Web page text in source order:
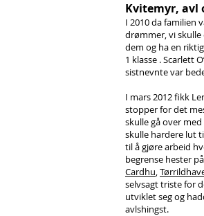
Kvitemyr, avl
I 2010 da familien
drømmer, vi skulle
dem og ha en
1 klasse . Scarlett
sistnevnte var
I mars 2012 fikk
stopper for det
skulle gå over
skulle hardere lut
til å gjøre arbeid
begrense hester
Cardhu,
selvsagt triste for
utviklet seg og
avlshingst.